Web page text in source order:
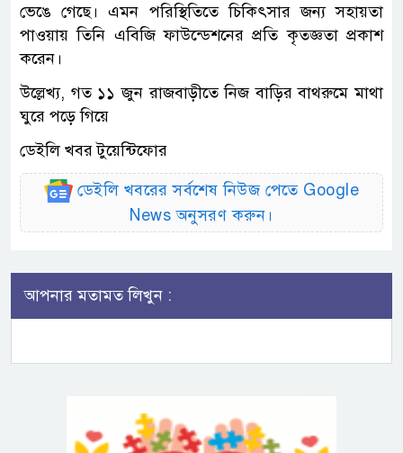
ভেঙে গেছে। এমন পরিস্থিতিতে চিকিৎসার জন্য সহায়তা
পাওয়ায় তিনি এবিজি ফাউন্ডেশনের প্রতি কৃতজ্ঞতা প্রকাশ
করেন।
উল্লেখ্য, গত ১১ জুন রাজবাড়ীতে নিজ বাড়ির বাথরুমে মাথা
ঘুরে পড়ে গিয়ে
ডেইলি খবর টুয়েন্টিফোর
ডেইলি খবরের সর্বশেষ নিউজ পেতে Google
News অনুসরণ করুন।
আপনার মতামত লিখুন :